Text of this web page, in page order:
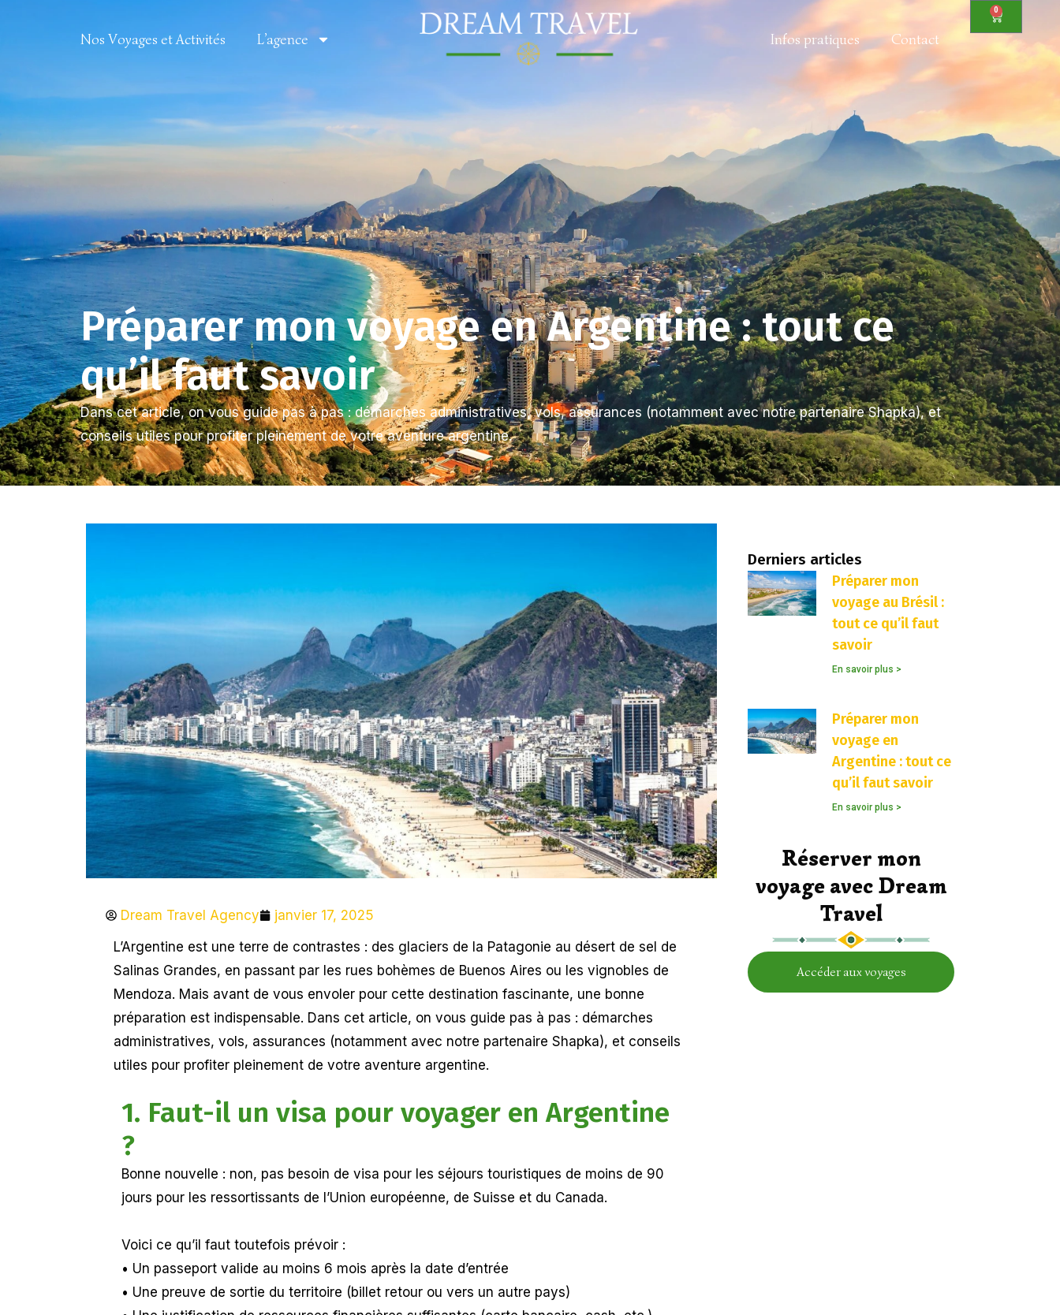
Nos Voyages et Activités L’agence Infos pratiques Contact
0
Préparer mon voyage en Argentine : tout ce
qu’il faut savoir
Dans cet article, on vous guide pas à pas : démarches administratives, vols, assurances (notamment avec notre partenaire Shapka), et
conseils utiles pour profiter pleinement de votre aventure argentine.
Dream Travel Agency
janvier 17, 2025
L’Argentine est une terre de contrastes : des glaciers de la Patagonie au désert de sel de
Salinas Grandes, en passant par les rues bohèmes de Buenos Aires ou les vignobles de
Mendoza. Mais avant de vous envoler pour cette destination fascinante, une bonne
préparation est indispensable. Dans cet article, on vous guide pas à pas : démarches
administratives, vols, assurances (notamment avec notre partenaire Shapka), et conseils
utiles pour profiter pleinement de votre aventure argentine.
1. Faut-il un visa pour voyager en Argentine
?
Bonne nouvelle : non, pas besoin de visa pour les séjours touristiques de moins de 90
jours pour les ressortissants de l’Union européenne, de Suisse et du Canada.
Voici ce qu’il faut toutefois prévoir :
• Un passeport valide au moins 6 mois après la date d’entrée
• Une preuve de sortie du territoire (billet retour ou vers un autre pays)
Derniers articles
Préparer mon
voyage au Brésil :
tout ce qu’il faut
savoir
En savoir plus >
Préparer mon
voyage en
Argentine : tout ce
qu’il faut savoir
En savoir plus >
Réserver mon
voyage avec Dream
Travel
Accéder aux voyages